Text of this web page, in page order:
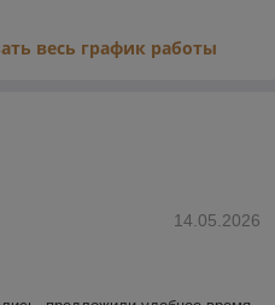
весь график работы
14.05.2026